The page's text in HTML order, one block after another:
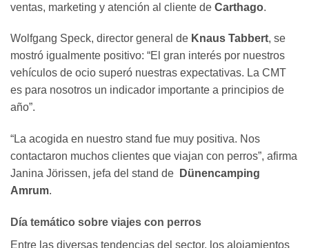
ventas, marketing y atención al cliente de Carthago.
Wolfgang Speck, director general de Knaus Tabbert, se
mostró igualmente positivo: “El gran interés por nuestros
vehículos de ocio superó nuestras expectativas. La CMT
es para nosotros un indicador importante a principios de
año”.
“La acogida en nuestro stand fue muy positiva. Nos
contactaron muchos clientes que viajan con perros”, afirma
Janina Jörissen, jefa del stand de
Dünencamping
Amrum.
Día temático sobre viajes con perros
Entre las diversas tendencias del sector, los alojamientos